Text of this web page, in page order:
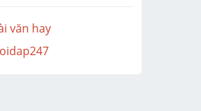
văn hay